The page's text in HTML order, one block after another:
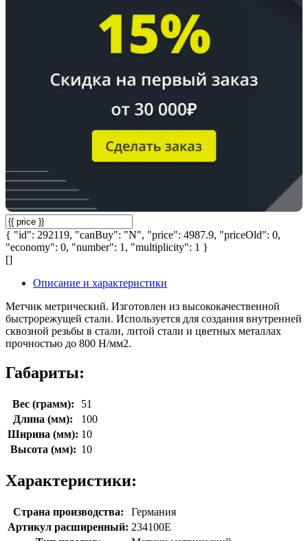
{ "id": 292119, "canBuy": "N", "price": 4987.9, "priceOld": 0,
"economy": 0, "number": 1, "multiplicity": 1 }
[]
Описание и характеристики
Метчик метрический. Изготовлен из высококачественной
быстрорежущей стали. Используется для создания внутренней
сквозной резьбы в стали, литой стали и цветных металлах
прочностью до 800 Н/мм2.
Габариты:
Вес (грамм):
51
Длина (мм):
100
Ширина (мм): 10
Высота (мм): 10
Характеристики:
Страна производства:
Германия
Артикул расширенный: 234100E